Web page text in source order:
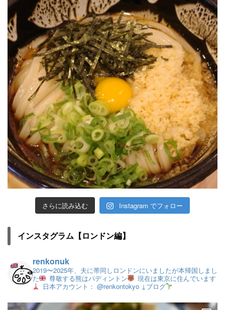
さらに読み込む Instagram でフォロー
インスタグラム【ロンドン編】
renkonuk
2019〜2025年、夫に帯同しロンドンにいましたが本帰国しまし
た
尊敬する熊はパディントン
現在は東京に住んでいます
日本アカウント： @renkontokyo ↓ブログ